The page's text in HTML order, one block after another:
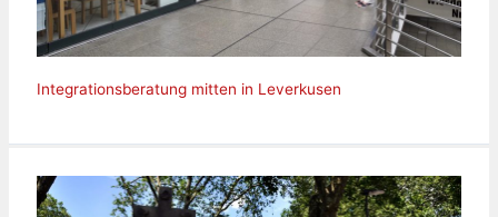
Integrationsberatung mitten in Leverkusen